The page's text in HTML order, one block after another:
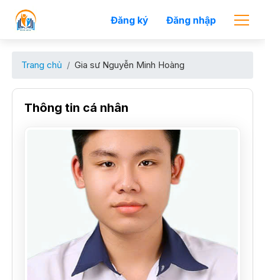
Đăng ký Đăng nhập
Trang chủ Gia sư Nguyễn Minh Hoàng
Thông tin cá nhân